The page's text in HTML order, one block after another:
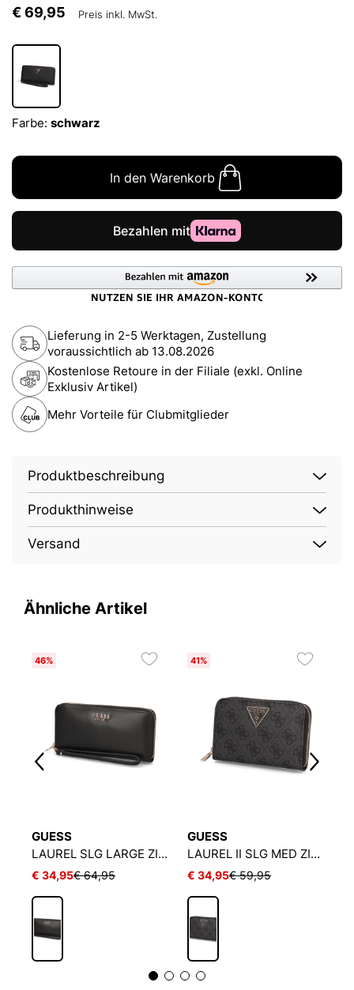
€ 69,95 Preis inkl. MwSt.
Farbe: schwarz
In den Warenkorb
Lieferung in 2-5 Werktagen, Zustellung
voraussichtlich ab 13.08.2026
Kostenlose Retoure in der Filiale (exkl. Online
Exklusiv Artikel)
Mehr Vorteile für Clubmitglieder
Produktbeschreibung
Produkthinweise
Versand
Ähnliche Artikel
46%
GUESS
LAUREL SLG LARGE ZIP AROUND
€ 34,95€ 64,95
41%
GUESS
LAUREL II SLG MED ZIP AROUND
€ 34,95€ 59,95